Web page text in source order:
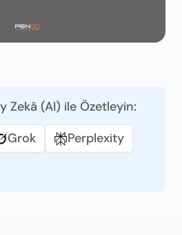
Zekâ (AI) ile Özetleyin:
Grok
Perplexity